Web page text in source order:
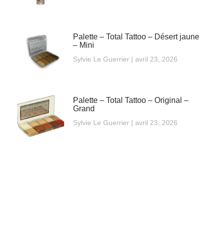
Palette – Total Tattoo – Désert jaune
– Mini
Sylvie Le Guerrier avril 23, 2026
Palette – Total Tattoo – Original –
Grand
Sylvie Le Guerrier avril 23, 2026